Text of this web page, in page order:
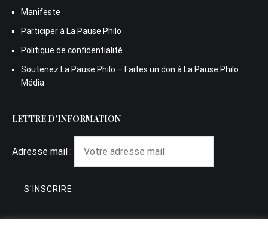
Manifeste
Participer à La Pause Philo
Politique de confidentialité
Soutenez La Pause Philo – Faites un don à La Pause Philo
Média
LETTRE D’INFORMATION
Adresse mail :